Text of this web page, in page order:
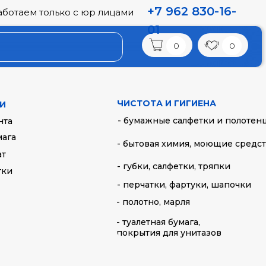
0
0
только с юр лицами
+7 962 830-16-
01
ЧИСТОТА И ГИГИЕНА
- бумажные салфетки и
- бытовая химия, моющие
- губки, салфетки, тряпки
- перчатки, фартуки, шапочки
- полотно, марля
- туалетная бумага,
покрытия для унитазов
Пакеты-майка